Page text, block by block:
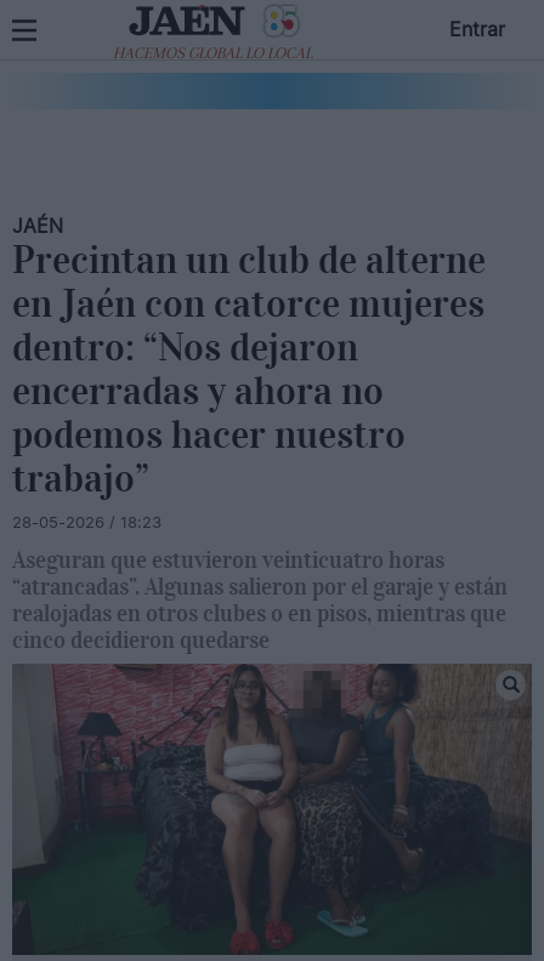
HACEMOS GLOBAL LO LOCAL
Entrar
JAÉN
Precintan un club de alterne
en Jaén con catorce mujeres
dentro: “Nos dejaron
encerradas y ahora no
podemos hacer nuestro
trabajo”
28-05-2026 / 18:23
Aseguran que estuvieron veinticuatro horas
“atrancadas”. Algunas salieron por el garaje y están
realojadas en otros clubes o en pisos, mientras que
cinco decidieron quedarse